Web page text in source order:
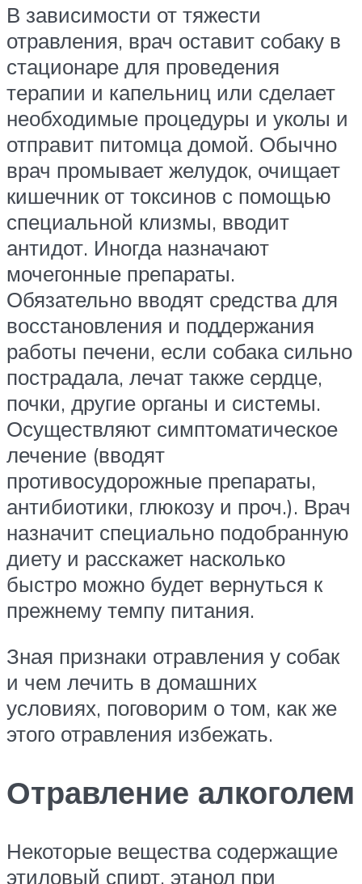
В зависимости от тяжести
отравления, врач оставит собаку в
стационаре для проведения
терапии и капельниц или сделает
необходимые процедуры и уколы и
отправит питомца домой. Обычно
врач промывает желудок, очищает
кишечник от токсинов с помощью
специальной клизмы, вводит
антидот. Иногда назначают
мочегонные препараты.
Обязательно вводят средства для
восстановления и поддержания
работы печени, если собака сильно
пострадала, лечат также сердце,
почки, другие органы и системы.
Осуществляют симптоматическое
лечение (вводят
противосудорожные препараты,
антибиотики, глюкозу и проч.). Врач
назначит специально подобранную
диету и расскажет насколько
быстро можно будет вернуться к
прежнему темпу питания.
Зная признаки отравления у собак
и чем лечить в домашних
условиях, поговорим о том, как же
этого отравления избежать.
Отравление алкоголем
Некоторые вещества содержащие
этиловый спирт, этанол при